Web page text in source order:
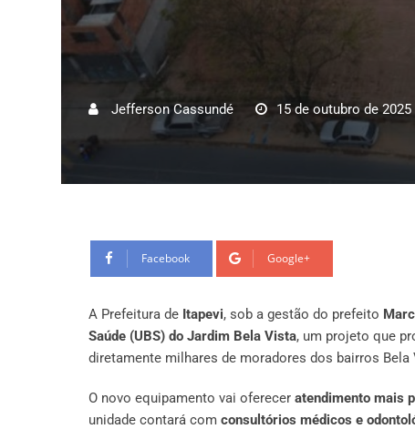
Jefferson Cassundé 15 de outubro de 2025
Facebook Google+
A Prefeitura de Itapevi, sob a gestão do prefeito
Saúde (UBS) do Jardim Bela Vista, um projeto que
diretamente milhares de moradores dos bairros Bela
O novo equipamento vai oferecer atendimento mais
unidade contará com consultórios médicos e